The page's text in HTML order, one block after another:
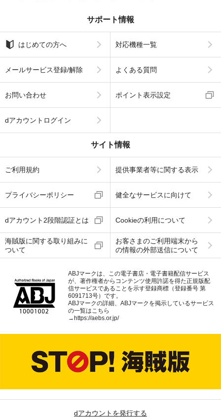
サポート情報
はじめての方へ 対応機種一覧
メールサービス登録/解除 よくある質問
お問い合わせ ポイント表示設定
dアカウントログイン
サイト情報
ご利用規約 提供事業者等に関する表示
プライバシーポリシー 健全なサービスに向けて
dアカウント2段階認証とは Cookieの利用について
海賊版に関する取り組みに
ついて
お客さまのご利用端末から
の情報の外部送信について
ABJマークは、この電子書店・電子書籍配信サービス
が、著作権者からコンテンツ使用許諾を得た正規版配
信サービスであることを示す登録商標（登録番号 第
6091713号）です。
ABJマークの詳細、ABJマークを掲示しているサービス
の一覧はこちら
→ https://aebs.or.jp/
dアカウントを発行する